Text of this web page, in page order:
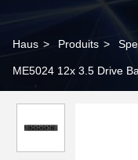
Haus > Produits >
ME5024 12x 3.5 Drive